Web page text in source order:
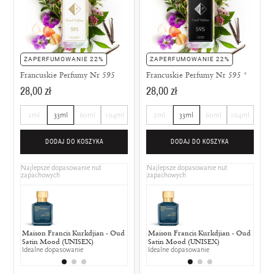
ZAPERFUMOWANIE 22%
Francuskie Perfumy Nr 595
28,00 zł
2ml 33ml 60ml 104ml
DODAJ DO KOSZYKA
Najlepsze dopasowanie nut
zapachowych
Maison Francis Kurkdjian - Oud
Satin Mood (UNISEX)
Idealne dopasowanie
Lancôme - Tresor
25% wspólnych nut zapachowych
Chanel -
ZAPERFUMOWANIE 22%
Francuskie Perfumy Nr 595 *
28,00 zł
2ml 33ml 60ml 104ml
DODAJ DO KOSZYKA
Najlepsze dopasowanie nut
zapachowych
Maison Francis Kurkdjian - Oud
Satin Mood (UNISEX)
Idealne dopasowanie